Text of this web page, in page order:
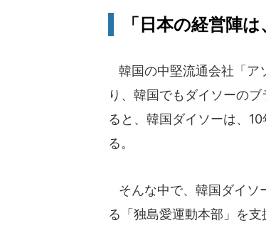
「日本の経営陣
韓国の中堅流通会社「ア
り、韓国でもダイソーの
ると、韓国ダイソーは、
る。
そんな中で、韓国ダイソ
る「独島愛運動本部」を